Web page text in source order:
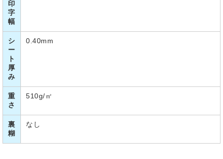
印
字
幅
シ
ー
ト
厚
み
0.40mm
重
さ
510g/㎡
裏
糊
なし